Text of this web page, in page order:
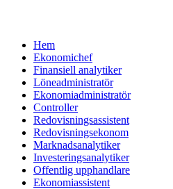
Hem
Ekonomichef
Finansiell analytiker
Löneadministratör
Ekonomiadministratör
Controller
Redovisningsassistent
Redovisningsekonom
Marknadsanalytiker
Investeringsanalytiker
Offentlig upphandlare
Ekonomiassistent